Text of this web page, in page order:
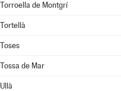
Torroella de Montgrí
Tortellà
Toses
Tossa de Mar
Ullà